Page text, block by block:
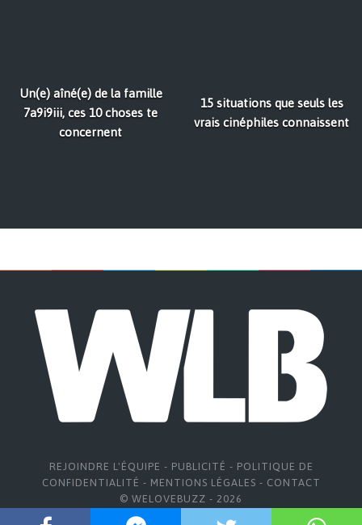
Un(e) aîné(e) de la famille
7a9i9iii, ces 10 choses te
concernent
15 situations que seuls les
vrais cinéphiles connaissent
REJOINDRE L'ÉQUIPE - PUBLICITÉ - POLITIQUE DE
CONFIDENTIALITÉ - MENTIONS LÉGALES - CONTACT
© WELOVEBUZZ - 2026